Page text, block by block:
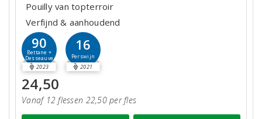
Pouilly van topterroir
Verfijnd & aanhoudend
90
Bettane +
Desseauve
2023
16
Perswijn
2021
24,50
Vanaf 12 flessen 22,50 per fles